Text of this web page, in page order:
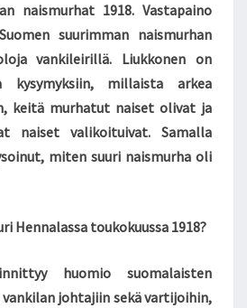
A
R
T
A
I
S
M
E
naismurhat 1918. Vastapaino
suurimman naismurhan
vankileirillä. Liukkonen on
kysymyksiin, millaista arkea
keitä murhatut naiset olivat ja
naiset valikoituivat. Samalla
miten suuri naismurha oli
Hennalassa toukokuussa 1918?
huomio suomalaisten
johtajiin sekä vartijoihin,